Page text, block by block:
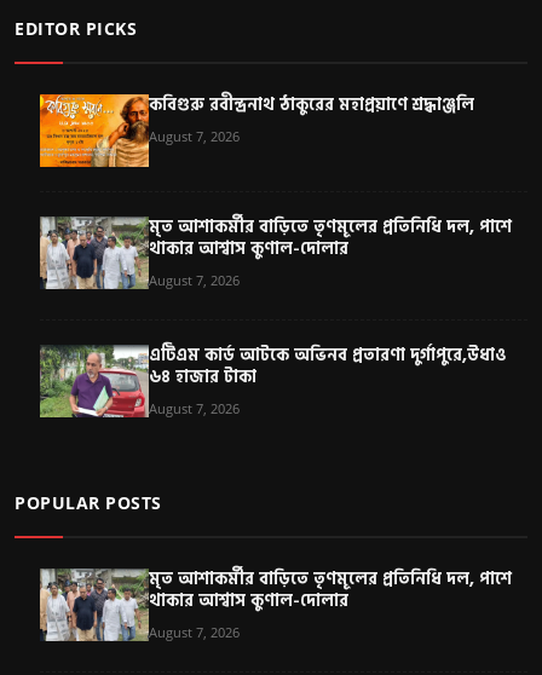
EDITOR PICKS
কবিগুরু রবীন্দ্রনাথ ঠাকুরের মহাপ্রয়াণে শ্রদ্ধাঞ্জলি
August 7, 2026
মৃত আশাকর্মীর বাড়িতে তৃণমূলের প্রতিনিধি দল, পাশে
থাকার আশ্বাস কুণাল-দোলার
August 7, 2026
এটিএম কার্ড আটকে অভিনব প্রতারণা দুর্গাপুরে,উধাও
৬৪ হাজার টাকা
August 7, 2026
POPULAR POSTS
মৃত আশাকর্মীর বাড়িতে তৃণমূলের প্রতিনিধি দল, পাশে
থাকার আশ্বাস কুণাল-দোলার
August 7, 2026